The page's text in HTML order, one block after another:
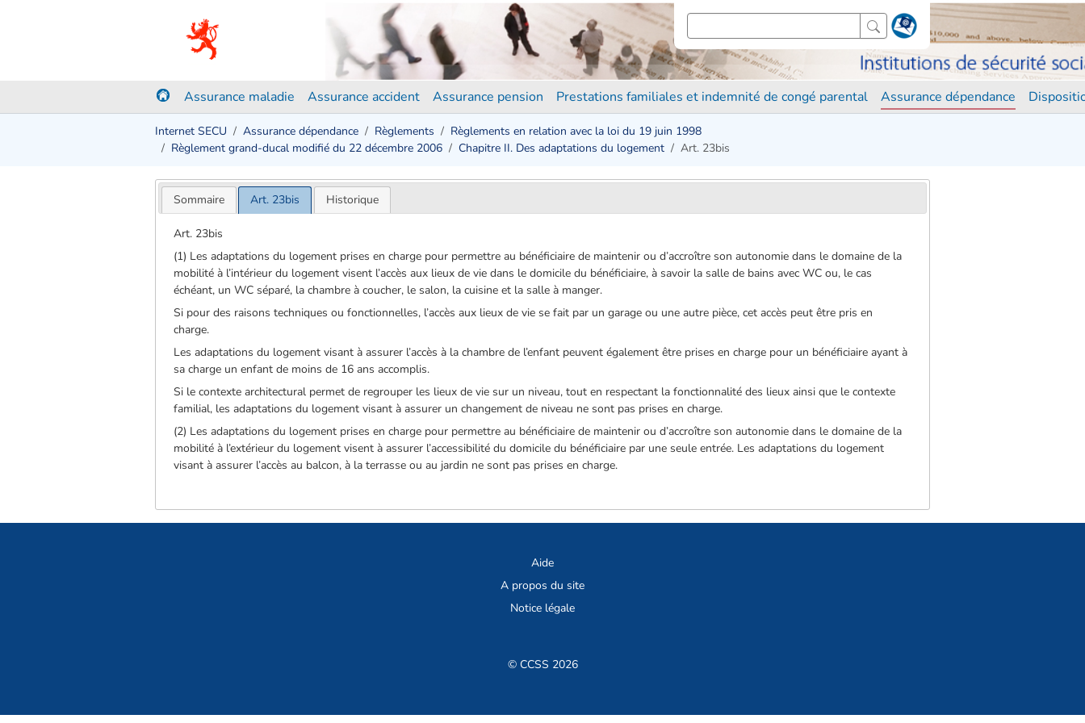
Assurance maladie Assurance accident Assurance pension Prestations familiales et indemnité de congé parental Assurance dépendance
Internet SECU Assurance dépendance Règlements
Règlements en relation avec la loi du 19 juin 1998
Règlement grand-ducal modifié du 22 décembre 2006
Chapitre II. Des adaptations du logement Art. 23bis
Sommaire Art. 23bis Historique
Art. 23bis
(1) Les adaptations du logement prises en charge pour permettre au bénéficiaire de maintenir ou d’accroître son autonomie dans le domaine de la
mobilité à l’intérieur du logement visent l’accès aux lieux de vie dans le domicile du bénéficiaire, à savoir la salle de bains avec WC ou, le cas
échéant, un WC séparé, la chambre à coucher, le salon, la cuisine et la salle à manger.
Si pour des raisons techniques ou fonctionnelles, l’accès aux lieux de vie se fait par un garage ou une autre pièce, cet accès peut être pris en
charge.
Les adaptations du logement visant à assurer l’accès à la chambre de l’enfant peuvent également être prises en charge pour un bénéficiaire ayant à
sa charge un enfant de moins de 16 ans accomplis.
Si le contexte architectural permet de regrouper les lieux de vie sur un niveau, tout en respectant la fonctionnalité des lieux ainsi que le contexte
familial, les adaptations du logement visant à assurer un changement de niveau ne sont pas prises en charge.
(2) Les adaptations du logement prises en charge pour permettre au bénéficiaire de maintenir ou d’accroître son autonomie dans le domaine de la
mobilité à l’extérieur du logement visent à assurer l’accessibilité du domicile du bénéficiaire par une seule entrée. Les adaptations du logement
visant à assurer l’accès au balcon, à la terrasse ou au jardin ne sont pas prises en charge.
Aide
A propos du site
Notice légale
© CCSS 2026